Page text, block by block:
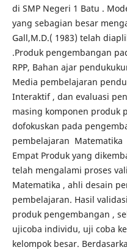
di SMP Negeri 1 Batu .
yang sebagian besar
Gall,M.D.( 1983) telah
.Produk pengembangan
RPP, Bahan ajar
Media pembelajaran
Interaktif , dan evaluasi
masing komponen produk
dofokuskan pada
pembelajaran
Empat Produk yang
telah mengalami proses
Matematika , ahli desain
pembelajaran. Hasil
produk pengembangan ,
ujicoba individu, uji coba
kelompok besar.